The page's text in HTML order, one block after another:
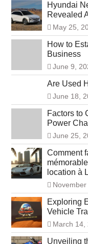
Hyundai
Revealed
May 25,
How to
Business
June 9,
Are Used
June 18,
Factors to
Power
June 25,
Comment
location à
Exploring
Vehicle
March 14,
Unveiling